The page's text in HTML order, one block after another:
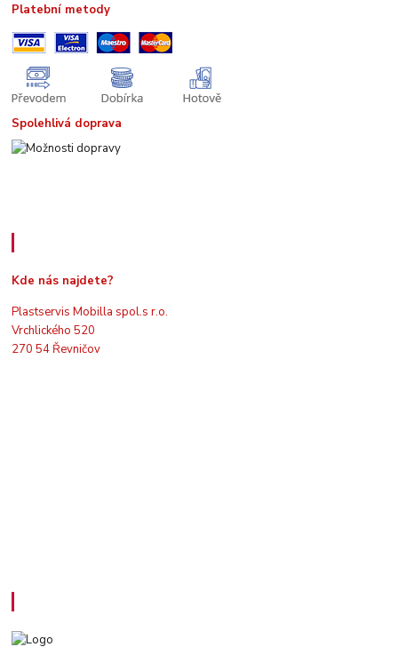
Platební metody
Spolehlivá doprava
Kde nás najdete?
Plastservis Mobilla spol.s r.o.
Vrchlického 520
270 54 Řevničov